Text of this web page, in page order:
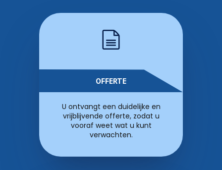
OFFERTE
U ontvangt een duidelijke en
vrijblijvende offerte, zodat u
vooraf weet wat u kunt
verwachten.